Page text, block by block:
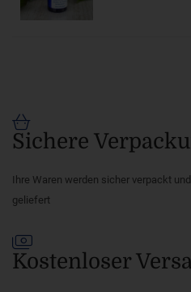
Sichere
Ihre Waren werden sicher verpackt
geliefert
Kostenloser